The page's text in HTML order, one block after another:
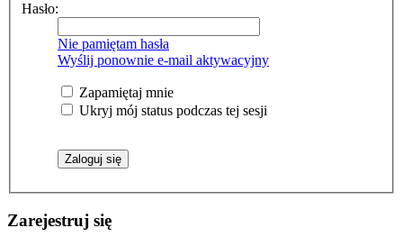
Hasło:
Nie pamiętam hasła
Wyślij ponownie e-mail aktywacyjny
Zapamiętaj mnie
Ukryj mój status podczas tej sesji
Zarejestruj się